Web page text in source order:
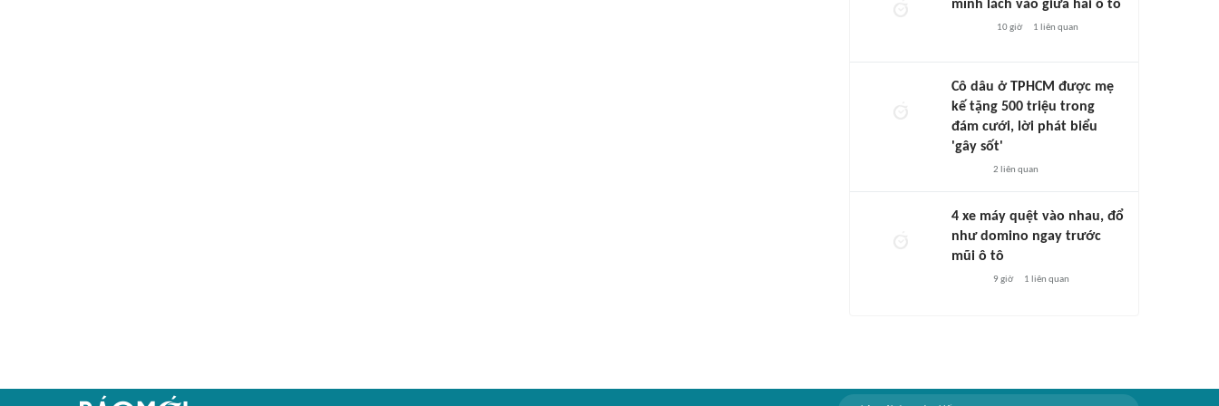
mình lách vào giữa hai ô tô
10 giờ 1 liên quan
Cô dâu ở TPHCM được mẹ
kế tặng 500 triệu trong
đám cưới, lời phát biểu
'gây sốt'
2 liên quan
4 xe máy quệt vào nhau, đổ
như domino ngay trước
mũi ô tô
9 giờ 1 liên quan